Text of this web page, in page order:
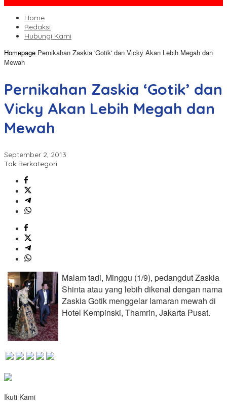
Home
Redaksi
Hubungi Kami
Homepage Pernikahan Zaskia 'Gotik' dan Vicky Akan Lebih Megah dan
Mewah
Pernikahan Zaskia ‘Gotik’ dan
Vicky Akan Lebih Megah dan
Mewah
September 2, 2013
Tak Berkategori
Malam tadi, Minggu (1/9), pedangdut Zaskia
Shinta atau yang lebih dikenal dengan nama
Zaskia Gotik menggelar lamaran mewah di
Hotel Kempinski, Thamrin, Jakarta Pusat.
Ikuti Kami